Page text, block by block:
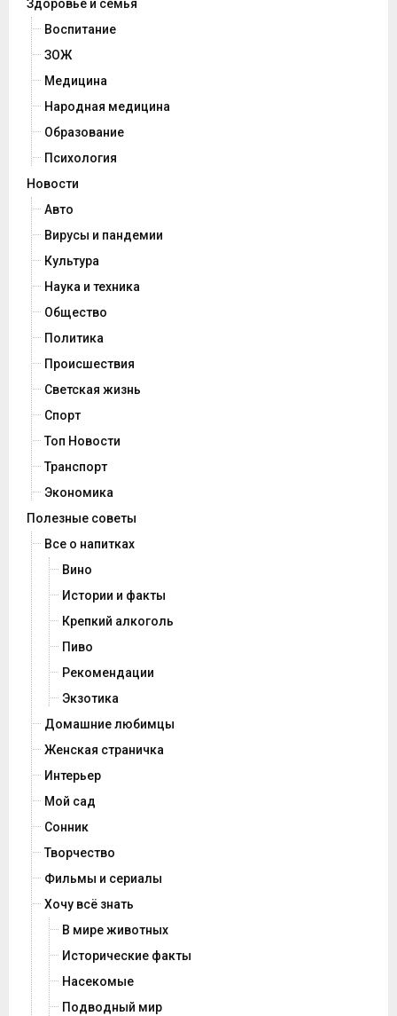
Здоровье и семья
Воспитание
ЗОЖ
Медицина
Народная медицина
Образование
Психология
Новости
Авто
Вирусы и пандемии
Культура
Наука и техника
Общество
Политика
Происшествия
Светская жизнь
Спорт
Топ Новости
Транспорт
Экономика
Полезные советы
Все о напитках
Вино
Истории и факты
Крепкий алкоголь
Пиво
Рекомендации
Экзотика
Домашние любимцы
Женская страничка
Интерьер
Мой сад
Сонник
Творчество
Фильмы и сериалы
Хочу всё знать
В мире животных
Исторические факты
Насекомые
Подводный мир